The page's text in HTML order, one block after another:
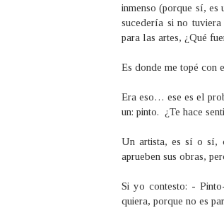
inmenso (porque sí, es
sucedería si no
para las artes, ¿Qué
Es donde me topé con
Era eso… ese es el
un: pinto. ¿Te hace
Un artista, es sí o sí,
aprueben sus obras,
Si yo contesto: -
quiera, porque no es